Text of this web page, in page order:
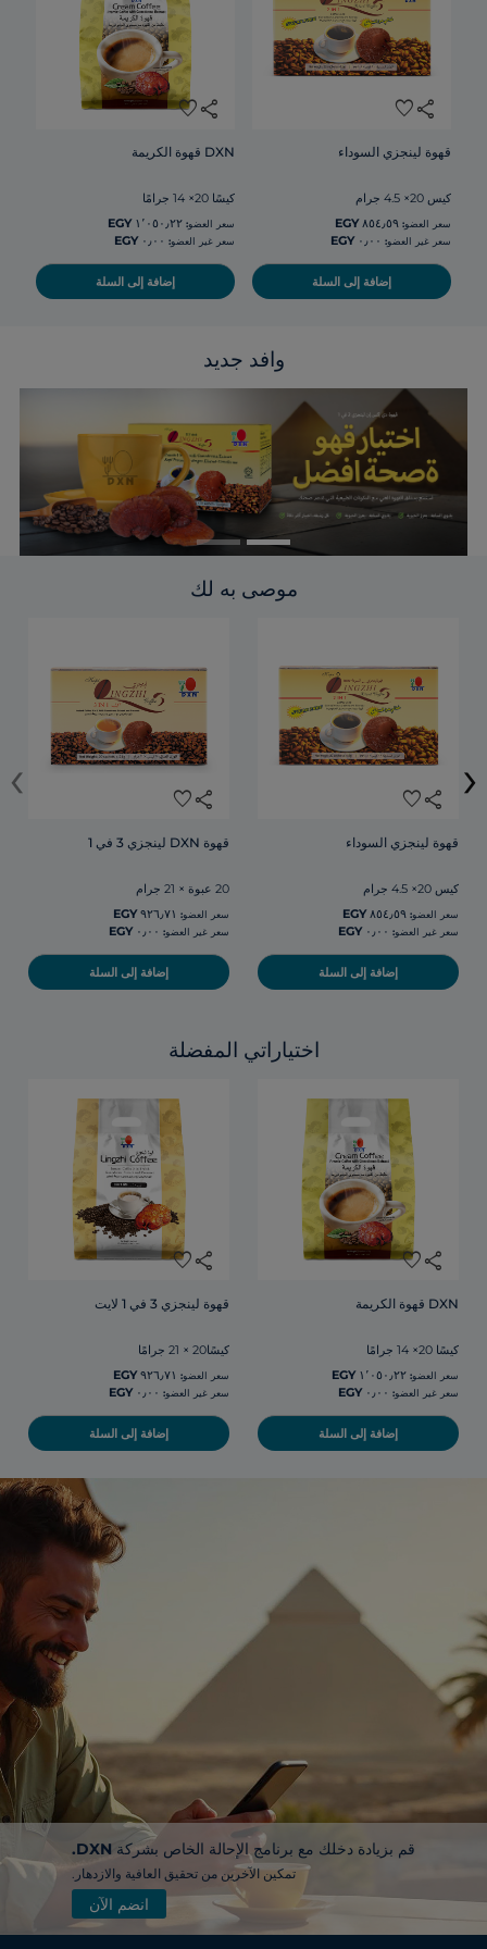
share
favorite
قهوة لينجزي السوداء
كيس 20× 4.5 جرام
سعر العضو:
‏٨٥٤٫٥٩ EGY
سعر غير العضو:
إضافة إلى السلة
share
favorite
DXN قهوة الكريمة
كيسًا 20× 14 جرامًا
سعر العضو:
سعر غير العضو:
إضافة إلى السلة
وافد جديد
موصى به لك
share
favorite
قهوة لينجزي السوداء
كيس 20× 4.5 جرام
سعر العضو:
سعر غير العضو:
إضافة إلى السلة
share
favorite
قهوة DXN لينجزي 3 في 1
20 عبوة × 21 جرام
سعر العضو:
سعر غير العضو:
إضافة إلى السلة
‹ ›
اختياراتي المفضلة
share
favorite
DXN قهوة الكريمة
كيسًا 20× 14 جرامًا
سعر العضو:
سعر غير العضو:
إضافة إلى السلة
share
favorite
قهوة لينجزي 3 في 1 لايت
كيسًا20 × 21 جرامًا
سعر العضو:
سعر غير العضو:
إضافة إلى السلة
قم بزيادة دخلك مع برنامج الإحالة الخاص بشركة DXN.
تمكين الآخرين من تحقيق العافية والازدهار.
انضم الآن